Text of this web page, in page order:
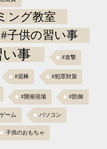
ング教室
#子供の習い事
い事 #攻撃
#泥棒 #犯罪対策
#開発現場 #防御
ーム パソコン
子供のおもちゃ